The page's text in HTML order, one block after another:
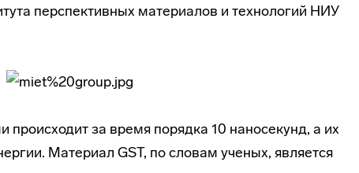
перспективных материалов и технологий НИУ
за время порядка 10 наносекунд, а их
Материал GST, по словам ученых, является